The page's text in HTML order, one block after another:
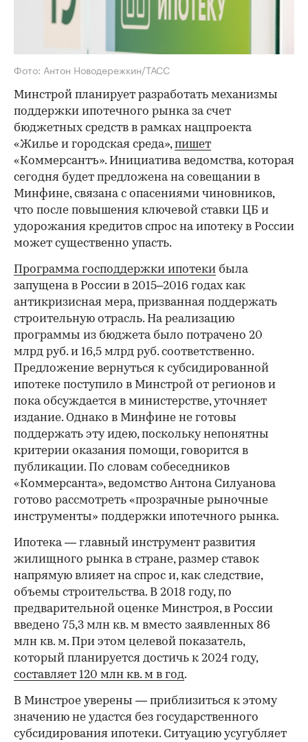
Фото: Антон Новодережкин/ТАСС
Минстрой планирует разработать механизмы
поддержки ипотечного рынка за счет
бюджетных средств в рамках нацпроекта
«Жилье и городская среда»,пишет
«Коммерсантъ». Инициатива ведомства, которая
сегодня будет предложена на совещании в
Минфине, связана с опасениями чиновников,
что после повышения ключевой ставки ЦБ и
удорожания кредитов спрос на ипотеку в России
может существенно упасть.
Программа господдержки ипотеки была
запущена в России в 2015–2016 годах как
антикризисная мера, призванная поддержать
строительную отрасль. На реализацию
программы из бюджета было потрачено 20
млрд руб. и 16,5 млрд руб. соответственно.
Предложение вернуться к субсидированной
ипотеке поступило в Минстрой от регионов и
пока обсуждается в министерстве, уточняет
издание. Однако в Минфине не готовы
поддержать эту идею, поскольку непонятны
критерии оказания помощи, говорится в
публикации. По словам собеседников
«Коммерсанта», ведомство Антона Силуанова
готово рассмотреть «прозрачные рыночные
инструменты» поддержки ипотечного рынка.
Ипотека — главный инструмент развития
жилищного рынка в стране, размер ставок
напрямую влияет на спрос и, как следствие,
объемы строительства. В 2018 году, по
предварительной оценке Минстроя, в России
введено 75,3 млн кв. м вместо заявленных 86
млн кв. м. При этом целевой показатель,
который планируется достичь к 2024 году,
составляет 120 млн кв. м в год.
В Минстрое уверены — приблизиться к этому
значению не удастся без государственного
субсидирования ипотеки. Ситуацию усугубляет